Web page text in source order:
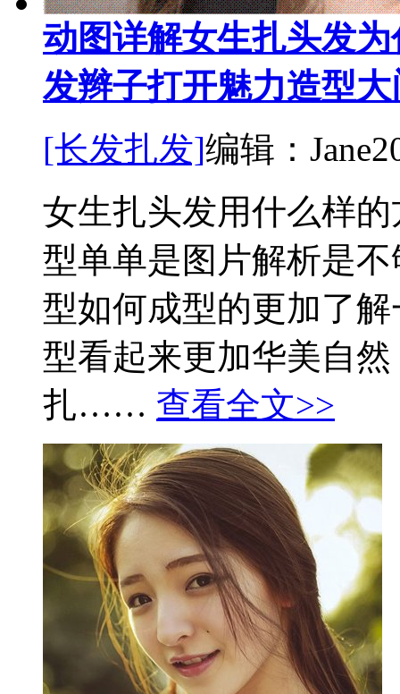
动图详解女生扎头发
发辫子打开魅力造型大
[长发扎发]编辑：Jane
女生扎头发用什么样
型单单是图片解析是
型如何成型的更加了
型看起来更加华美自
扎…… 查看全文>>